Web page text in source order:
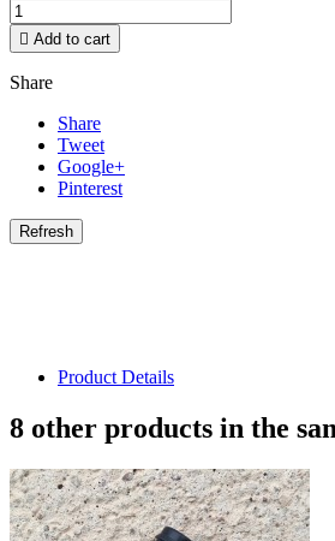
 Add to cart
Share
Share
Tweet
Google+
Pinterest
Product Details
8 other products in the